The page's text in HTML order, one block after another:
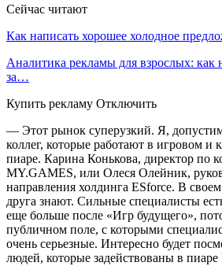
Сейчас читают
Как написать хорошее холодное
Аналитика рекламы для взрослых: как
за…
Купить рекламу Отключить
— Этот рынок суперузкий. Я,
коллег, которые работают в игровом и
пиаре. Карина Конькова, директор по
MY.GAMES, или Олеся Олейник,
направления холдинга ESforce. В
друга знают. Сильные специалисты
еще больше после «Игр будущего»,
публичном поле, с которыми
очень серьезные. Интересно будет
людей, которые задействованы в пиаре